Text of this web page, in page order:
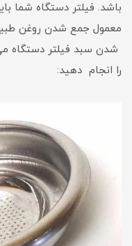
باشد. فیلتر دستگاه شما
معمول جمع شدن روغن
شدن سبد فیلتر دستگاه
را انجام دهید: